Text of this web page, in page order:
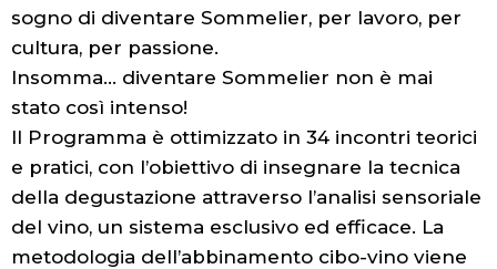
sogno di diventare Sommelier, per lavoro, per
cultura, per passione.
Insomma... diventare Sommelier non è mai
stato così intenso!
Il Programma è ottimizzato in 34 incontri teorici
e pratici, con l’obiettivo di insegnare la tecnica
della degustazione attraverso l’analisi sensoriale
del vino, un sistema esclusivo ed efficace. La
metodologia dell’abbinamento cibo-vino viene